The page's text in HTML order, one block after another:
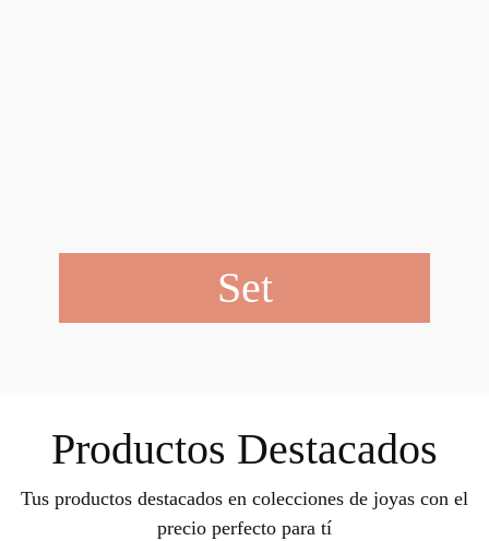
Set
Productos Destacados
Tus productos destacados en colecciones de joyas con el
precio perfecto para tí